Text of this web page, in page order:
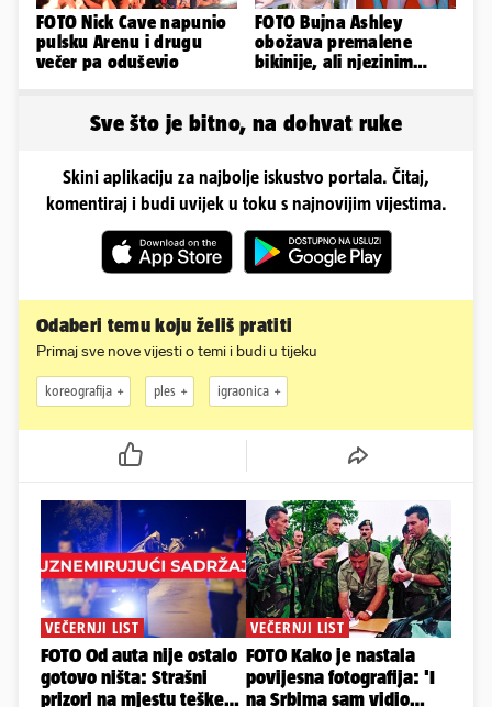
FOTO Nick Cave napunio
pulsku Arenu i drugu
večer pa oduševio
FOTO Bujna Ashley
obožava premalene
bikinije, ali njezinim
Sve što je bitno, na dohvat ruke
Skini aplikaciju za najbolje iskustvo portala. Čitaj,
komentiraj i budi uvijek u toku s najnovijim vijestima.
Odaberi temu koju želiš pratiti
Primaj sve nove vijesti o temi i budi u tijeku
koreografija ples igraonica